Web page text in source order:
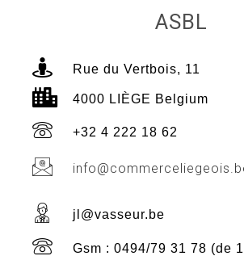
ASBL
Rue du Vertbois, 11
4000 LIÈGE Belgium
+32 4 222 18 62
jl@vasseur.be
Gsm : 0494/79 31 78 (de